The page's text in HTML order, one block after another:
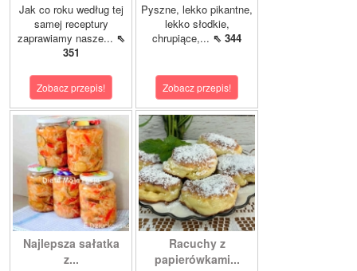
Jak co roku według tej
samej receptury
zaprawiamy nasze... ⇖
351
Zobacz przepis!
Pyszne, lekko pikantne,
lekko słodkie,
chrupiące,... ⇖ 344
Zobacz przepis!
Najlepsza sałatka
z...
Racuchy z
papierówkami...